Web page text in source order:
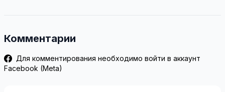
Комментарии
Для комментирования необходимо войти в аккаунт
Facebook (Meta)